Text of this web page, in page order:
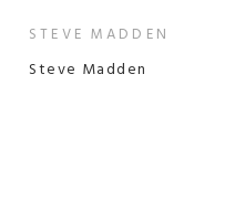
STEVE MADDEN
Steve Madden